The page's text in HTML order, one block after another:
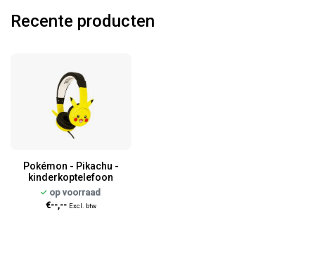
Recente producten
Pokémon - Pikachu -
kinderkoptelefoon
op voorraad
€--,-- Excl. btw